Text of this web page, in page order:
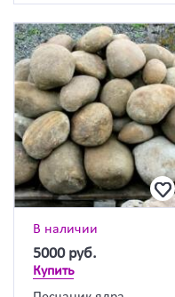
В наличии
5000 руб.
Купить